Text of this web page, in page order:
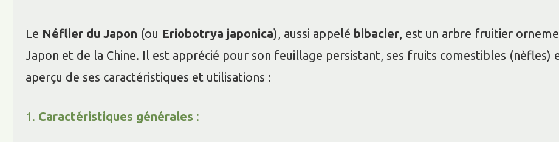
Le Néflier du Japon (ou Eriobotrya japonica), aussi appelé bibacier, est un arbre fruitier
Japon et de la Chine. Il est apprécié pour son feuillage persistant, ses fruits comestibles (nèfles)
aperçu de ses caractéristiques et utilisations :
1. Caractéristiques générales :